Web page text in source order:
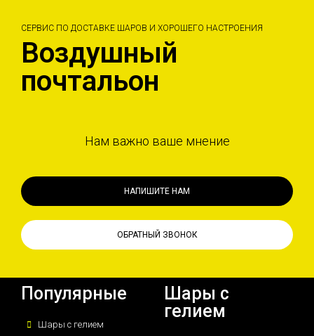
СЕРВИС ПО ДОСТАВКЕ ШАРОВ И ХОРОШЕГО НАСТРОЕНИЯ
Воздушный
почтальон
Нам важно ваше мнение
НАПИШИТЕ НАМ
ОБРАТНЫЙ ЗВОНОК
Популярные
Шары с гелием
Шары с
гелием